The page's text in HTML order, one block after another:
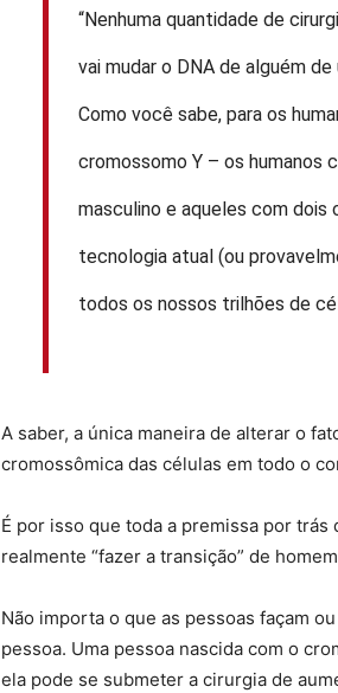
“Nenhuma quantidade de
vai mudar o DNA de alguém
Como você sabe, para os
cromossomo Y – os humanos
masculino e aqueles com dois
tecnologia atual (ou
todos os nossos trilhões de
A saber, a única maneira de alterar o
cromossômica das células em todo o
É por isso que toda a premissa por
realmente “fazer a transição” de
Não importa o que as pessoas façam
pessoa. Uma pessoa nascida com o
ela pode se submeter a cirurgia de